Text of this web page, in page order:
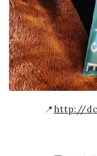
📍http://